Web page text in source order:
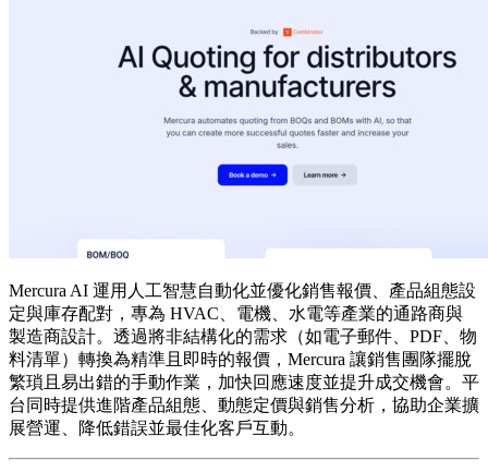
Mercura AI 運用人工智慧自動化並優化銷售報價、產品組態設
定與庫存配對，專為 HVAC、電機、水電等產業的通路商與
製造商設計。透過將非結構化的需求（如電子郵件、PDF、物
料清單）轉換為精準且即時的報價，Mercura 讓銷售團隊擺脫
繁瑣且易出錯的手動作業，加快回應速度並提升成交機會。平
台同時提供進階產品組態、動態定價與銷售分析，協助企業擴
展營運、降低錯誤並最佳化客戶互動。